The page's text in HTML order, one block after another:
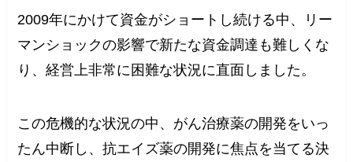
2009年にかけて資金がショートし続ける中、リー
マンショックの影響で新たな資金調達も難しくな
り、経営上非常に困難な状況に直面しました。
この危機的な状況の中、がん治療薬の開発をいっ
たん中断し、抗エイズ薬の開発に焦点を当てる決